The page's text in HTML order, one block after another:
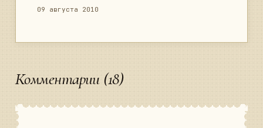
09 августа 2010
Комментарии (18)